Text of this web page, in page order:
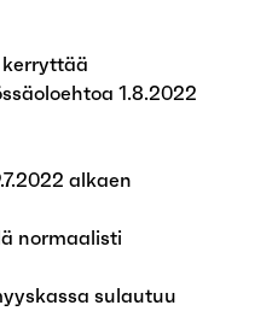
kerryttää
1.8.2022
alkaen
normaalisti
sulautuu